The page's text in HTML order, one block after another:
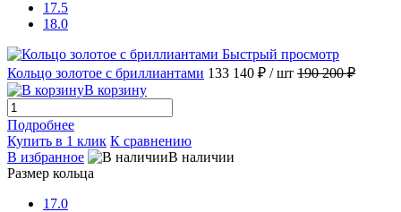
17.5
18.0
Быстрый просмотр
Кольцо золотое с бриллиантами 133 140 ₽ / шт 190 200 ₽
В корзину
Подробнее
Купить в 1 клик К сравнению
В избранное
В наличии
Размер кольца
17.0